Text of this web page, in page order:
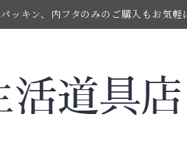
パッキン、内フタのみのご購入もお気軽